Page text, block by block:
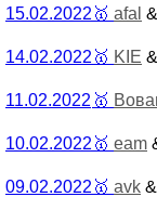
15.02.2022 🥇 afal &
14.02.2022 🥇 KIE &
11.02.2022 🥇
10.02.2022 🥇 eam
09.02.2022 🥇 avk &